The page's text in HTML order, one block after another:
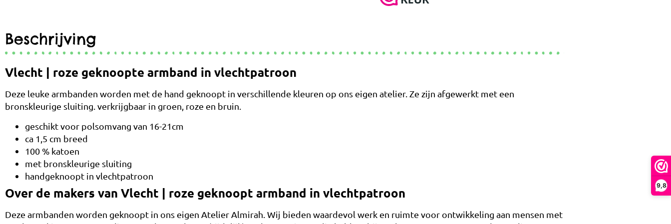
9,8
Beschrijving
Vlecht | roze geknoopte armband in vlechtpatroon
Deze leuke armbanden worden met de hand geknoopt in verschillende kleuren op ons eigen atelier. Ze zijn afgewerkt met een
bronskleurige sluiting. verkrijgbaar in groen, roze en bruin.
geschikt voor polsomvang van 16-21cm
ca 1,5 cm breed
100 % katoen
met bronskleurige sluiting
handgeknoopt in vlechtpatroon
Over de makers van Vlecht | roze geknoopt armband in vlechtpatroon
Deze armbanden worden geknoopt in ons eigen Atelier Almirah. Wij bieden waardevol werk en ruimte voor ontwikkeling aan mensen met